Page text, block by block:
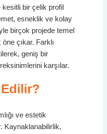
kesitli bir çelik profil
esneklik ve kolay
birçok projede temel
çıkar. Farklı
geniş bir
karşılar.
ve estetik
Kaynaklanabilirlik,